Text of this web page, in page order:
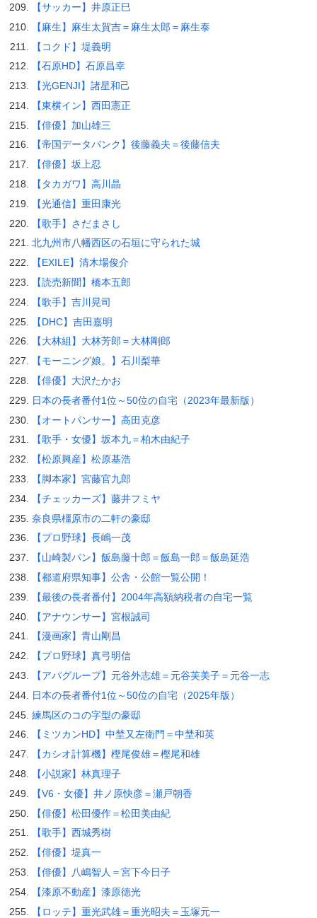
【サッカー】井原正巳
【麻生】麻生太賀吉＝麻生太郎＝麻生泰
【コクド】堤義明
【石原HD】石原昌幸
【光GENJI】諸星和己
【東横イン】西田憲正
【俳優】加山雄三
【帝国データバンク】後藤義夫＝後藤信夫
【俳優】坂上忍
【タカガワ】高川晶
【光通信】重田康光
【歌手】さだまさし
北九州市八幡西区の石垣に守られた城
【EXILE】清木場俊介
【読売新聞】橋本五郎
【歌手】吉川晃司
【DHC】吉田嘉明
【大林組】大林芳郎＝大林剛郎
【モーニング娘。】石川梨華
【俳優】大沢たかお
日本の長者番付1位～50位の自宅（2023年最新版）
【オートパンサー】高田克彦
【歌手・女優】坂本九＝柏木由紀子
【松原興産】松原基浩
【脚本家】宮藤官九郎
【チェッカーズ】藤井フミヤ
奈良県橿原市の二軒の豪邸
【プロ野球】長嶋一茂
【山崎製パン】飯島藤十郎＝飯島一郎＝飯島延浩
【都道府県知事】公舎・公館一覧公開！
【最後の長者番付】2004年高額納税者の自宅一覧
【アナウンサー】宮根誠司
【漫画家】青山剛昌
【プロ野球】真弓明信
【アパグループ】元谷外志雄＝元谷芙美子＝元谷一志
日本の長者番付1位～50位の自宅（2025年版）
練馬区のコの字型の豪邸
【ミツカンHD】中埜又左衛門＝中埜和英
【カシオ計算機】樫尾俊雄＝樫尾和雄
【小説家】林真理子
【V6・女優】井ノ原快彦＝瀬戸朝香
【俳優】松田優作＝松田美由紀
【歌手】西城秀樹
【俳優】堤真一
【俳優】八嶋智人＝宮下今日子
【漆原不動産】漆原徳光
【ロッテ】重光武雄＝重光昭夫＝玉塚元一